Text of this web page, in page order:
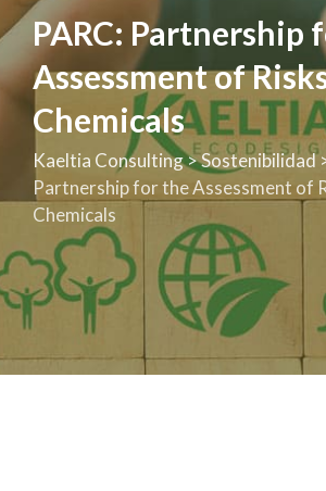
PARC: Partnership
Assessment of
Chemicals
Kaeltia Consulting>Sostenibilidad
Partnership for the Assessment of
Chemicals